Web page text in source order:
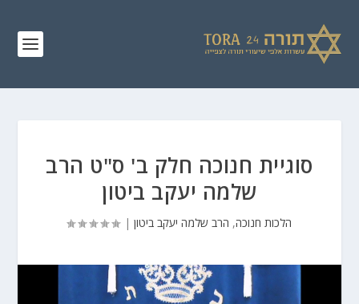
סוגיית חנוכה חלק ב' ס"ט הרב
שלמה יעקב ביטון
הלכות חנוכה, הרב שלמה יעקב ביטון |